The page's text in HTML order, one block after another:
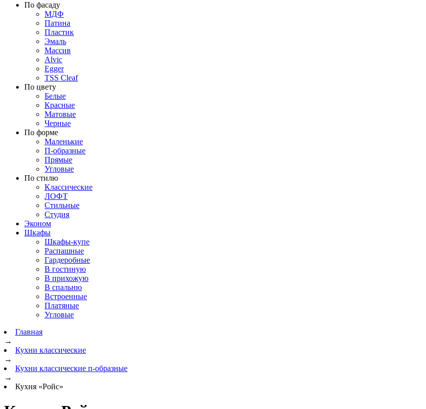
По фасаду
МДФ
Патина
Пластик
Эмаль
Массив
Alvic
Egger
TSS Cleaf
По цвету
Белые
Красные
Матовые
Черные
По форме
Маленькие
П-образные
Прямые
Угловые
По стилю
Классические
ЛОФТ
Стильные
Студия
Эконом
Шкафы
Шкафы-купе
Распашные
Гардеробные
В гостиную
В прихожую
В спальню
Встроенные
Платяные
Угловые
Главная
→
Кухни классические
→
Кухни классические п-образные
→
Кухня «Ройс»